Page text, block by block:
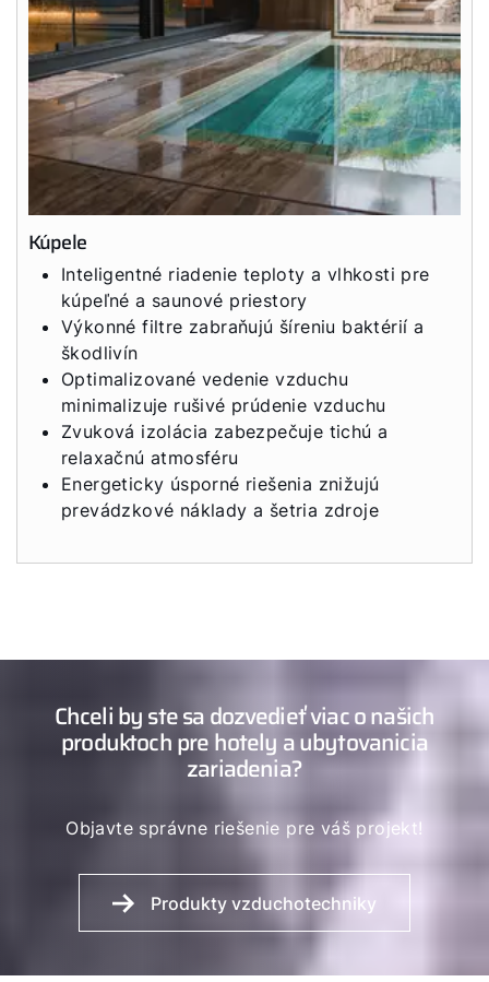
Kúpele
Inteligentné riadenie teploty a vlhkosti pre
kúpeľné a saunové priestory
Výkonné filtre zabraňujú šíreniu baktérií a
škodlivín
Optimalizované vedenie vzduchu
minimalizuje rušivé prúdenie vzduchu
Zvuková izolácia zabezpečuje tichú a
relaxačnú atmosféru
Energeticky úsporné riešenia znižujú
prevádzkové náklady a šetria zdroje
Chceli by ste sa dozvedieť viac o našich
produktoch pre hotely a ubytovanicia
zariadenia?
Objavte správne riešenie pre váš projekt!
Produkty vzduchotechniky